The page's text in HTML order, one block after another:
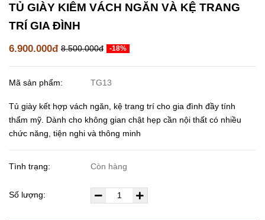
TỦ GIÀY KIÊM VÁCH NGĂN VÀ KỆ TRANG
TRÍ GIA ĐÌNH
6.900.000đ 8.500.000đ -18%
Mã sản phẩm: TG13
Tủ giày kết hợp vách ngăn, kệ trang trí cho gia đình đầy tính
thẩm mỹ. Dành cho không gian chật hẹp cần nội thất có nhiều
chức năng, tiện nghi và thông minh
Tình trạng: Còn hàng
Số lượng: